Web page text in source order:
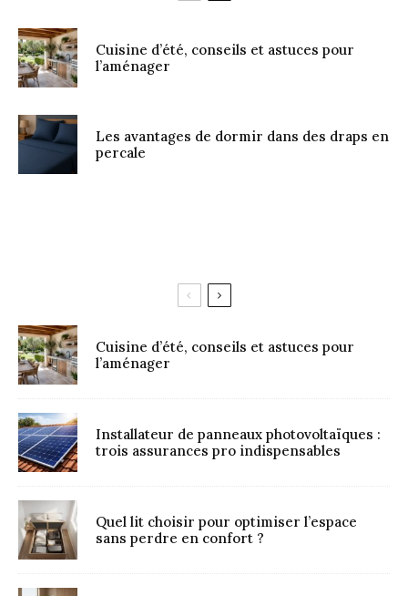
Cuisine d’été, conseils et astuces pour
l’aménager
Les avantages de dormir dans des draps en
percale
Cuisine d’été, conseils et astuces pour
l’aménager
Installateur de panneaux photovoltaïques :
trois assurances pro indispensables
Quel lit choisir pour optimiser l’espace
sans perdre en confort ?